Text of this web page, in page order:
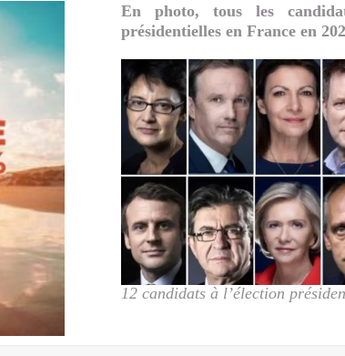
En photo, tous les
présidentielles en France en
12 candidats à l’élection